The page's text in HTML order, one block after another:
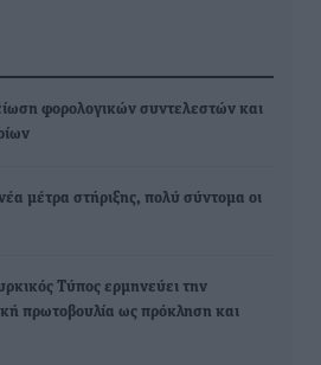
φορολογικών συντελεστών και
μέτρα στήριξης, πολύ σύντομα οι
Τύπος ερμηνεύει την
πρωτοβουλία ως πρόκληση και